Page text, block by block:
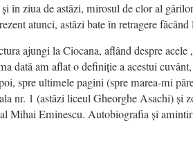
în ziua de astăzi, mirosul de clor al
atunci, astăzi bate în retragere făcând
ajungi la Ciocana, aflând despre acele
dată am aflat o definiție a acestui
spre ultimele pagini (spre marea-mi
nr. 1 (astăzi liceul Gheorghe Asachi) și
Mihai Eminescu. Autobiografia și